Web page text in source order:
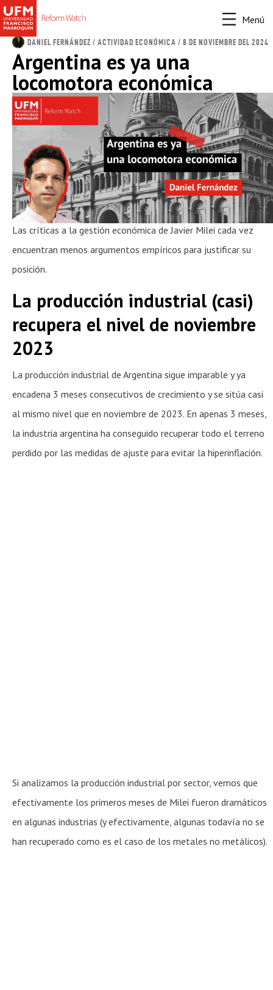
Menú
DANIEL FERNÁNDEZ / ACTIVIDAD ECONÓMICA / 8 DE NOVIEMBRE DEL 2024
Argentina es ya una
locomotora económica
Las críticas a la gestión económica de Javier Milei cada vez
encuentran menos argumentos empíricos para justificar su
posición.
La producción industrial (casi)
recupera el nivel de noviembre
2023
La producción industrial de Argentina sigue imparable y ya
encadena 3 meses consecutivos de crecimiento y se sitúa casi
al mismo nivel que en noviembre de 2023. En apenas 3 meses,
la industria argentina ha conseguido recuperar todo el terreno
perdido por las medidas de ajuste para evitar la hiperinflación.
Si analizamos la producción industrial por sector, vemos que
efectivamente los primeros meses de Milei fueron dramáticos
en algunas industrias (y efectivamente, algunas todavía no se
han recuperado como es el caso de los metales no metálicos).